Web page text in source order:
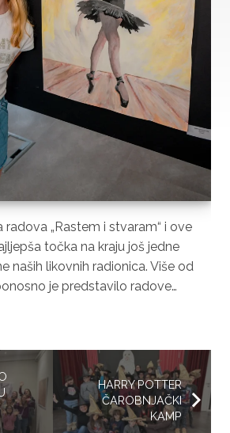
radova „Rastem i stvaram“ i ove
točka na kraju još jedne
naših likovnih radionica. Više od
je predstavilo radove…
HARRY POTTER
ČAROBNJAČKI
KAMP